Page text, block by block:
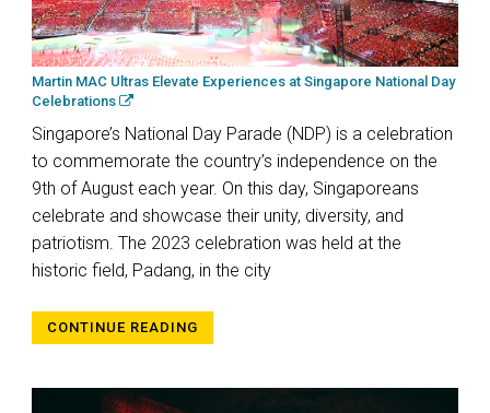
Martin MAC Ultras Elevate Experiences at Singapore National Day
Celebrations
Singapore’s National Day Parade (NDP) is a celebration
to commemorate the country’s independence on the
9th of August each year. On this day, Singaporeans
celebrate and showcase their unity, diversity, and
patriotism. The 2023 celebration was held at the
historic field, Padang, in the city
CONTINUE READING